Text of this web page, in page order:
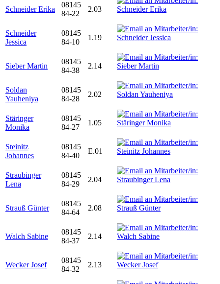
Schneider Erika
08145
84-22
2.03
Schneider
Jessica
08145
84-10
1.19
Sieber Martin
08145
84-38
2.14
Soldan
Yauheniya
08145
84-28
2.02
Stäringer
Monika
08145
84-27
1.05
Steinitz
Johannes
08145
84-40
E.01
Straubinger
Lena
08145
84-29
2.04
Strauß Günter
08145
84-64
2.08
Walch Sabine
08145
84-37
2.14
Wecker Josef
08145
84-32
2.13